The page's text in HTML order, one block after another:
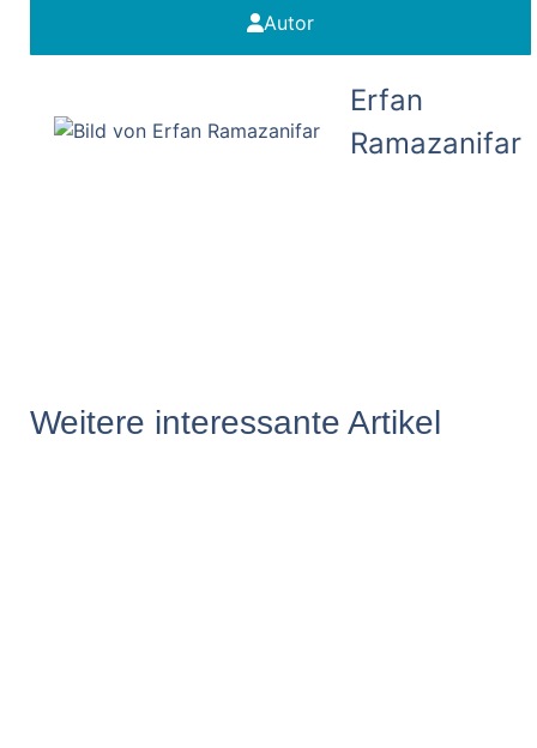
Autor
Erfan
Ramazanifar
Weitere interessante Artikel